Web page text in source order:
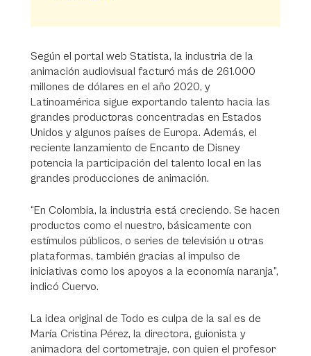
Según el portal web Statista, la industria de la
animación audiovisual facturó más de 261.000
millones de dólares en el año 2020, y
Latinoamérica sigue exportando talento hacia las
grandes productoras concentradas en Estados
Unidos y algunos países de Europa. Además, el
reciente lanzamiento de Encanto de Disney
potencia la participación del talento local en las
grandes producciones de animación.
“En Colombia, la industria está creciendo. Se hacen
productos como el nuestro, básicamente con
estímulos públicos, o series de televisión u otras
plataformas, también gracias al impulso de
iniciativas como los apoyos a la economía naranja”,
indicó Cuervo.
La idea original de Todo es culpa de la sal es de
María Cristina Pérez, la directora, guionista y
animadora del cortometraje, con quien el profesor